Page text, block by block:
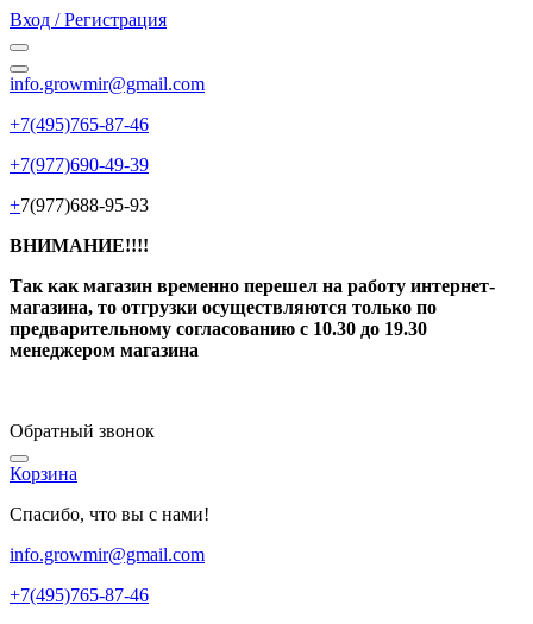
Вход / Регистрация
info.growmir@gmail.com
+7(495)765-87-46
+7(977)690-49-39
+7(977)688-95-93
ВНИМАНИЕ!!!!
Так как магазин временно перешел на работу интернет-
магазина, то отгрузки осуществляются только по
предварительному согласованию с 10.30 до 19.30
менеджером магазина
Обратный звонок
Корзина
Спасибо, что вы с нами!
info.growmir@gmail.com
+7(495)765-87-46